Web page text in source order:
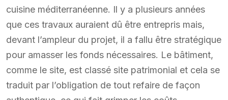
cuisine méditerranéenne. Il y a plusieurs années
que ces travaux auraient dû être entrepris mais,
devant l’ampleur du projet, il a fallu être stratégique
pour amasser les fonds nécessaires. Le bâtiment,
comme le site, est classé site patrimonial et cela se
traduit par l’obligation de tout refaire de façon